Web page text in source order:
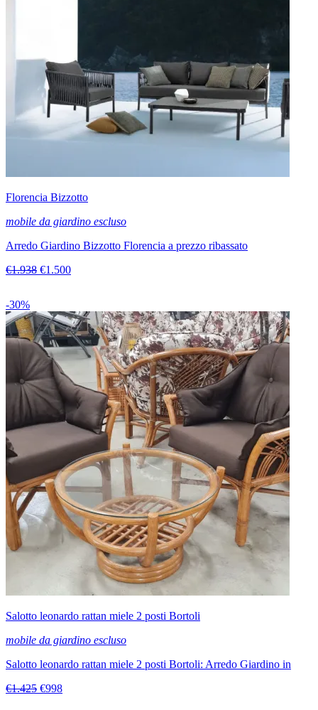
Florencia Bizzotto
mobile da giardino escluso
Arredo Giardino Bizzotto Florencia a prezzo ribassato
€1.938 €1.500
-30%
Salotto leonardo rattan miele 2 posti Bortoli
mobile da giardino escluso
Salotto leonardo rattan miele 2 posti Bortoli: Arredo Giardino in
€1.425 €998